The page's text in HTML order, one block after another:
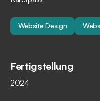
Website Design
Fertigstellung
2024